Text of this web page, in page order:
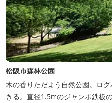
松阪市森林公園
木の香りただよう自然公園。ロ
きる。直径1.5mのジャンボ鉄板